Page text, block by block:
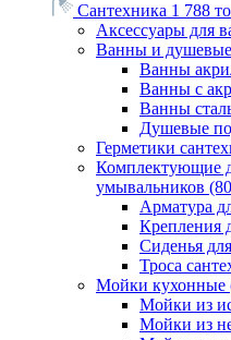
Сантехника 1 788
Аксессуары для
Ванны и
Ванны
Ванны с
Ванны
Душевые
Герметики
Комплектующие
умывальников
Арматура
Крепления
Сиденья
Троса
Мойки кухонные
Мойки из
Мойки из